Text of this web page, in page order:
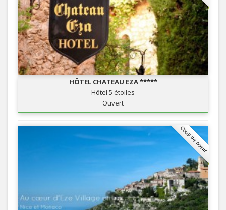
HÔTEL CHATEAU EZA *****
Hôtel 5 étoiles
Ouvert
Coup de coeur